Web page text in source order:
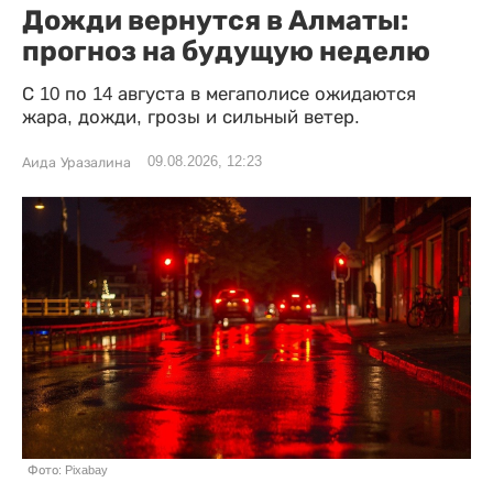
Дожди вернутся в Алматы:
прогноз на будущую неделю
С 10 по 14 августа в мегаполисе ожидаются
жара, дожди, грозы и сильный ветер.
Аида Уразалина 09.08.2026, 12:23
Фото: Pixabay